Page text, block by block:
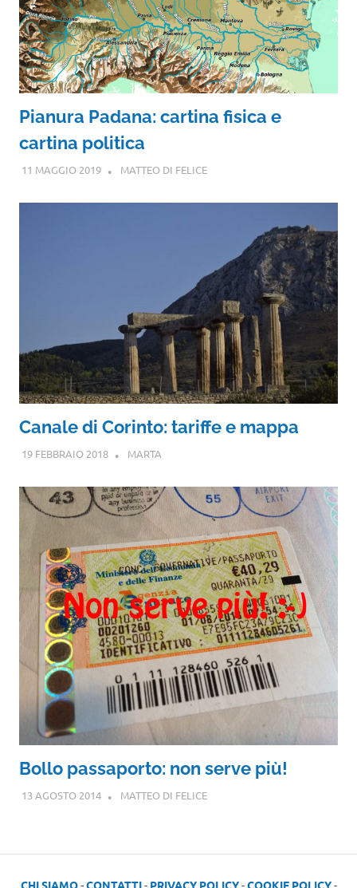
Pianura Padana: cartina fisica e
cartina politica
11 MAGGIO 2019 MATTEO DI FELICE
Canale di Corinto: tariffe e mappa
19 FEBBRAIO 2018 MARTA
Bollo passaporto: non serve più!
13 AGOSTO 2014 MATTEO DI FELICE
CHI SIAMO-CONTATTI- PRIVACY POLICY-COOKIE POLICY-